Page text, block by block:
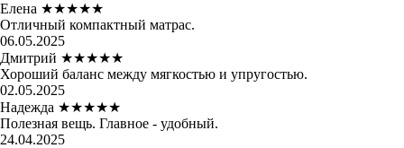
Елена ★★★★★
Отличный компактный матрас.
06.05.2025
Дмитрий ★★★★★
Хороший баланс между мягкостью и упругостью.
02.05.2025
Надежда ★★★★★
Полезная вещь. Главное - удобный.
24.04.2025